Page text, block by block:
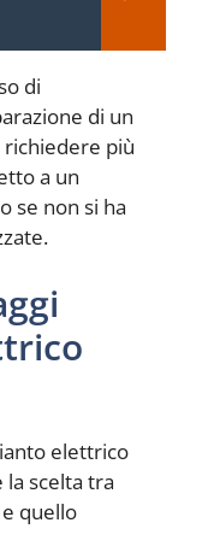
di
di un
più
a un
se non si ha
elettrico
scelta tra
quello